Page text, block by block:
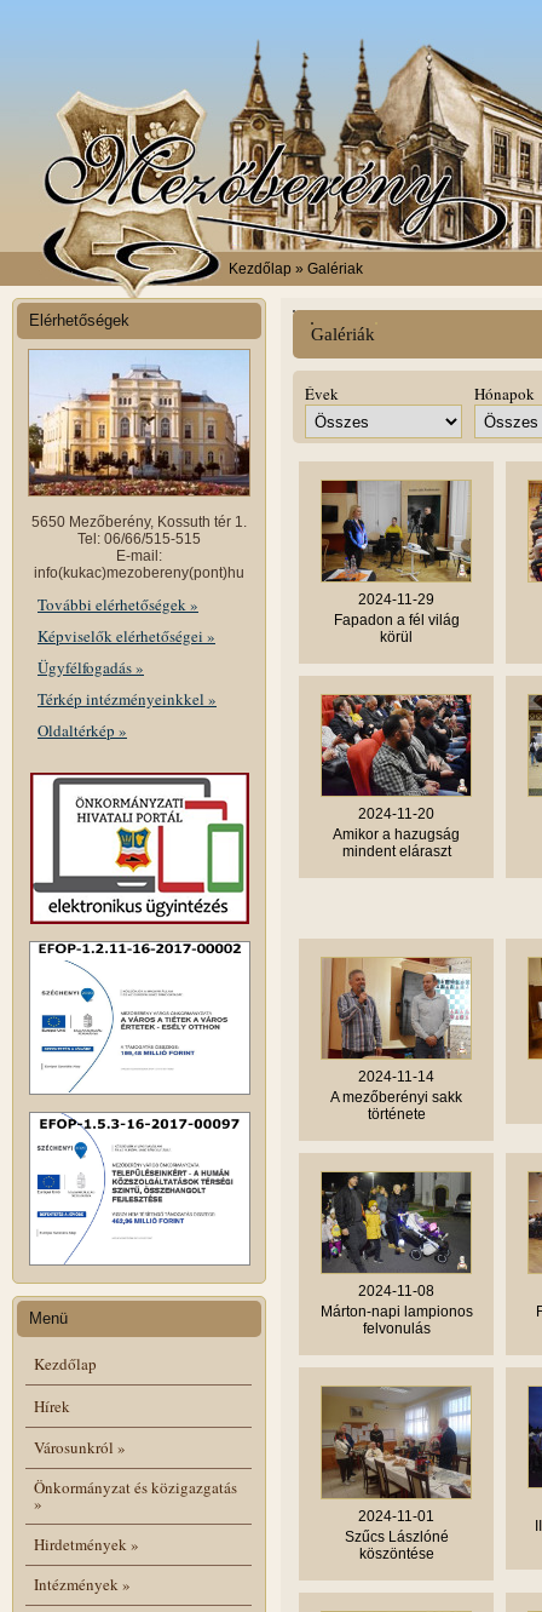
Kezdőlap » Galériak
Elérhetőségek
5650 Mezőberény, Kossuth tér 1.
Tel: 06/66/515-515
E-mail:
info(kukac)mezobereny(pont)hu
További elérhetőségek »
Képviselők elérhetőségei »
Ügyfélfogadás »
Térkép intézményeinkkel »
Oldaltérkép »
Menü
Kezdőlap
Hírek
Városunkról »
Önkormányzat és közigazgatás
»
Hirdetmények»
Intézmények»
Galériák
Évek Hónapok
2024-11-29
Fapadon a fél világ
körül
2024-11-20
Amikor a hazugság
mindent eláraszt
2024-11-14
A mezőberényi sakk
története
2024-11-08
Márton-napi lampionos
felvonulás
2024-11-01
Szűcs Lászlóné
köszöntése